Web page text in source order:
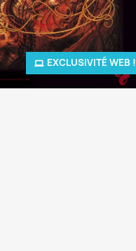
EXCLUSIVITÉ WEB !